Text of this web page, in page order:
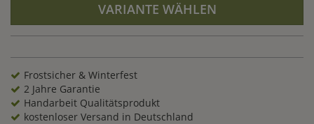
VARIANTE WÄHLEN
Frostsicher & Winterfest
2 Jahre Garantie
Handarbeit Qualitätsprodukt
kostenloser Versand in Deutschland